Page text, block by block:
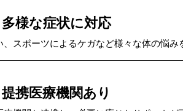
多様な症状に対応
、スポーツによるケガなど様々な体の悩
提携医療機関あり